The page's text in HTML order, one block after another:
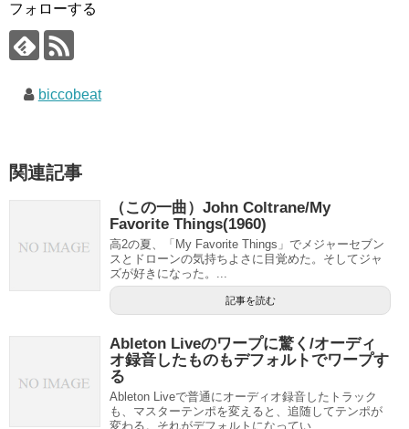
フォローする
biccobeat
関連記事
（この一曲）John Coltrane/My
Favorite Things(1960)
高2の夏、「My Favorite Things」でメジャーセブン
スとドローンの気持ちよさに目覚めた。そしてジャ
ズが好きになった。...
記事を読む
Ableton Liveのワープに驚く/オーディ
オ録音したものもデフォルトでワープす
る
Ableton Liveで普通にオーディオ録音したトラック
も、マスターテンポを変えると、追随してテンポが
変わる。それがデフォルトになってい...